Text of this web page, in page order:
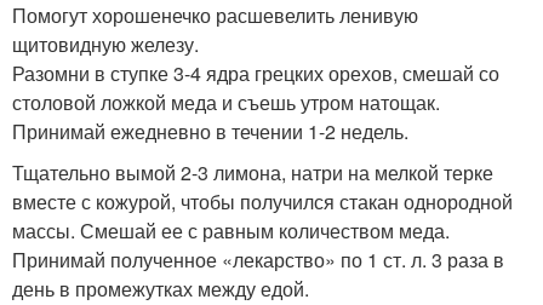
Помогут хорошенечко расшевелить ленивую
щитовидную железу.
Разомни в ступке 3-4 ядра грецких орехов, смешай со
столовой ложкой меда и съешь утром натощак.
Принимай ежедневно в течении 1-2 недель.
Тщательно вымой 2-3 лимона, натри на мелкой терке
вместе с кожурой, чтобы получился стакан однородной
массы. Смешай ее с равным количеством меда.
Принимай полученное «лекарство» по 1 ст. л. 3 раза в
день в промежутках между едой.